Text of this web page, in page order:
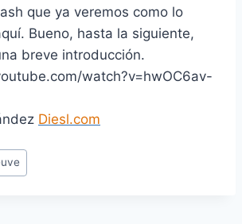
que ya veremos como lo
Bueno, hasta la siguiente,
breve introducción.
watch?v=hwOC6av-
Diesl.com